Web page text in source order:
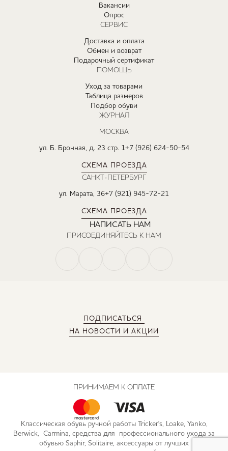
ПОДПИСАТЬСЯ
НА НОВОСТИ И АКЦИИ
Вакансии
Опрос
СЕРВИС
Доставка и оплата
Обмен и возврат
Подарочный сертификат
ПОМОЩЬ
Уход за товарами
Таблица размеров
Подбор обуви
ЖУРНАЛ
МОСКВА
ул. Б. Бронная, д. 23 стр. 1 +7 (926) 624-50-54
СХЕМА ПРОЕЗДА
САНКТ-ПЕТЕРБУРГ
ул. Марата, 36+7 (921) 945-72-21
СХЕМА ПРОЕЗДА
НАПИСАТЬ НАМ
ПРИСОЕДИНЯЙТЕСЬ К НАМ
Классическая обувь ручной работы Tricker's, Loake, Yanko,
Berwick, Carmina, средства для профессионального ухода за
обувью Saphir, Solitaire, аксессуары от лучших
ПРИНИМАЕМ К ОПЛАТЕ